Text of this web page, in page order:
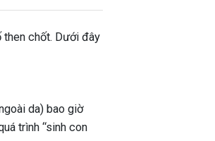
chốt. Dưới đây
da) bao giờ
trình “sinh con